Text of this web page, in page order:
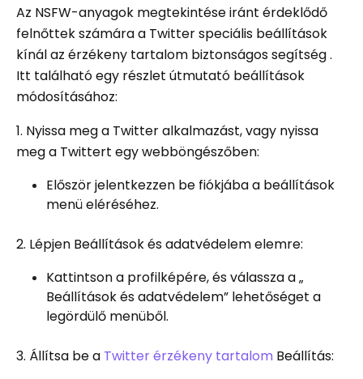
Az NSFW-anyagok megtekintése iránt érdeklődő
felnőttek számára a Twitter speciális beállítások
kínál az érzékeny tartalom biztonságos segítség .
Itt található egy részlet útmutató beállítások
módosításához:
1. Nyissa meg a Twitter alkalmazást, vagy nyissa
meg a Twittert egy webböngészőben:
Először jelentkezzen be fiókjába a beállítások
menü eléréséhez.
2. Lépjen Beállítások és adatvédelem elemre:
Kattintson a profilképére, és válassza a „
Beállítások és adatvédelem” lehetőséget a
legördülő menüből.
3. Állítsa be a Twitter érzékeny tartalom Beállítás: